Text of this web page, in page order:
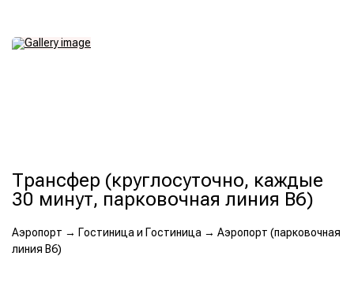
Трансфер (круглосуточно, каждые
30 минут, парковочная линия B6)
Аэропорт → Гостиница и Гостиница → Аэропорт (парковочная
линия B6)